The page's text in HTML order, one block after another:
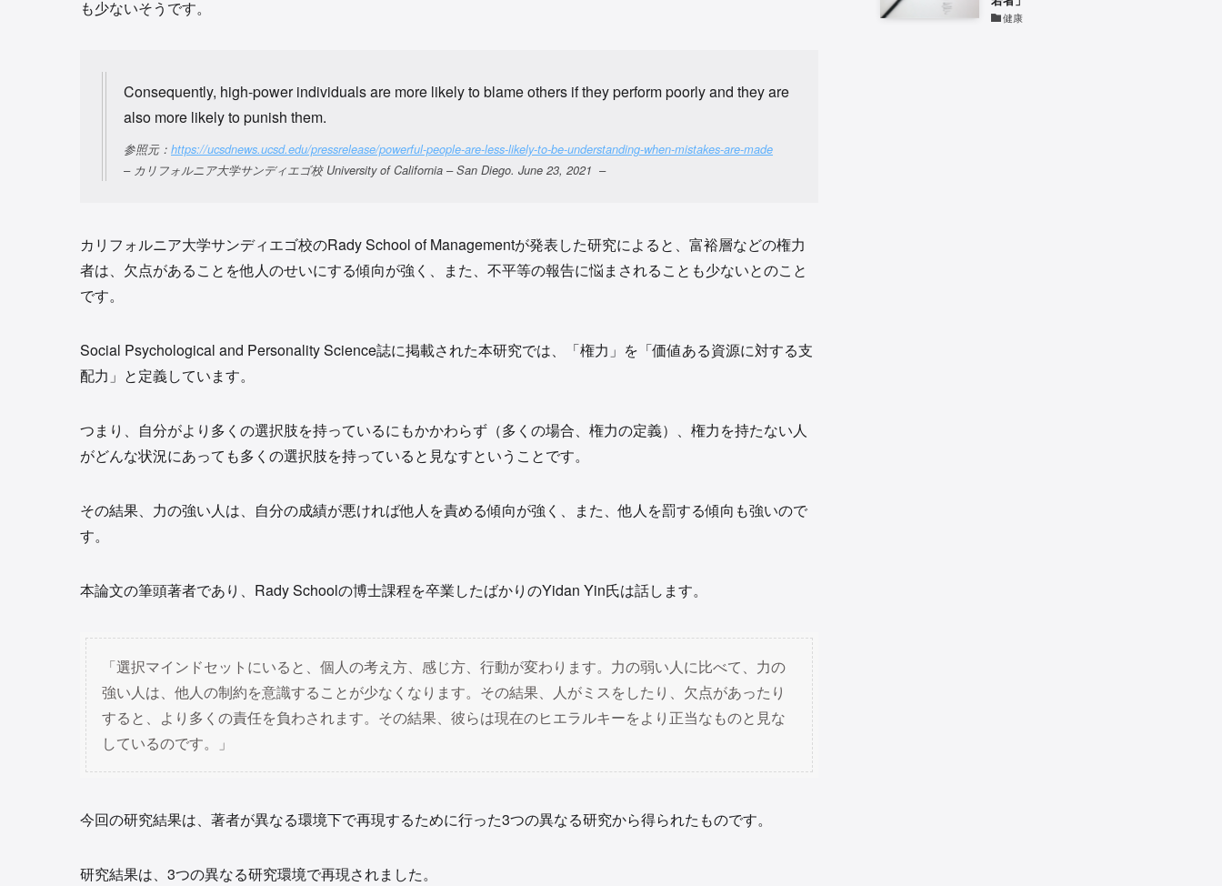
も少ないそうです。
Consequently, high-power individuals are more likely to blame others if they perform poorly and they are
also more likely to punish them.
参照元： https://ucsdnews.ucsd.edu/pressrelease/powerful-people-are-less-likely-to-be-understanding-when-mistakes-are-made
– カリフォルニア大学サンディエゴ校 University of California – San Diego. June 23, 2021 –
カリフォルニア大学サンディエゴ校のRady School of Managementが発表した研究によると、富裕層などの権力
者は、欠点があることを他人のせいにする傾向が強く、また、不平等の報告に悩まされることも少ないとのこと
です。
Social Psychological and Personality Science誌に掲載された本研究では、「権力」を「価値ある資源に対する支
配力」と定義しています。
つまり、自分がより多くの選択肢を持っているにもかかわらず（多くの場合、権力の定義）、権力を持たない人
がどんな状況にあっても多くの選択肢を持っていると見なすということです。
その結果、力の強い人は、自分の成績が悪ければ他人を責める傾向が強く、また、他人を罰する傾向も強いので
す。
本論文の筆頭著者であり、Rady Schoolの博士課程を卒業したばかりのYidan Yin氏は話します。
「選択マインドセットにいると、個人の考え方、感じ方、行動が変わります。力の弱い人に比べて、力の
強い人は、他人の制約を意識することが少なくなります。その結果、人がミスをしたり、欠点があったり
すると、より多くの責任を負わされます。その結果、彼らは現在のヒエラルキーをより正当なものと見な
しているのです。」
今回の研究結果は、著者が異なる環境下で再現するために行った3つの異なる研究から得られたものです。
研究結果は、3つの異なる研究環境で再現されました。
健康